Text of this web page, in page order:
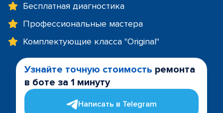
Бесплатная диагностика
Профессиональные мастера
Комплектующие класса "Original"
Узнайте точную стоимость ремонта
в боте за 1 минуту
Написать в Telegram